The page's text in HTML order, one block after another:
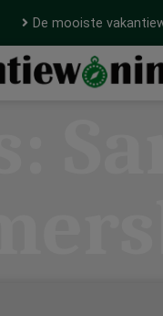
De mooiste